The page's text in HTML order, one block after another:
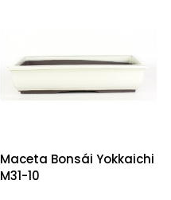
Maceta Bonsái Yokkaichi
M31-10